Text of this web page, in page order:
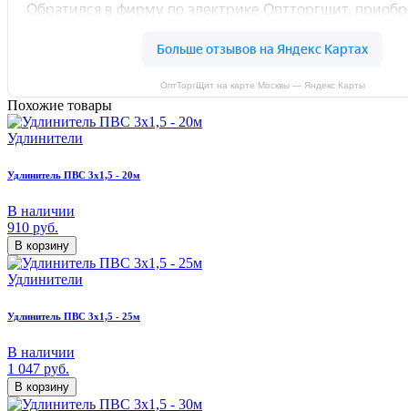
ОптТоргЩит на карте Москвы — Яндекс Карты
Похожие товары
Удлинители
Удлинитель ПВС 3х1,5 - 20м
В наличии
910 руб.
В корзину
Удлинители
Удлинитель ПВС 3х1,5 - 25м
В наличии
1 047 руб.
В корзину